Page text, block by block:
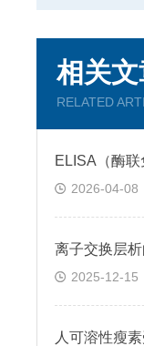
相关
RELATED
2026-04-08
离子交换层
2025-12-15